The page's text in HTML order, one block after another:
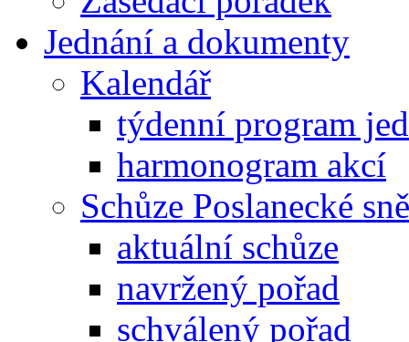
Jednání a dokumenty
Kalendář
týdenní program
harmonogram akcí
Schůze Poslanecké
aktuální schůze
navržený pořad
schválený pořad